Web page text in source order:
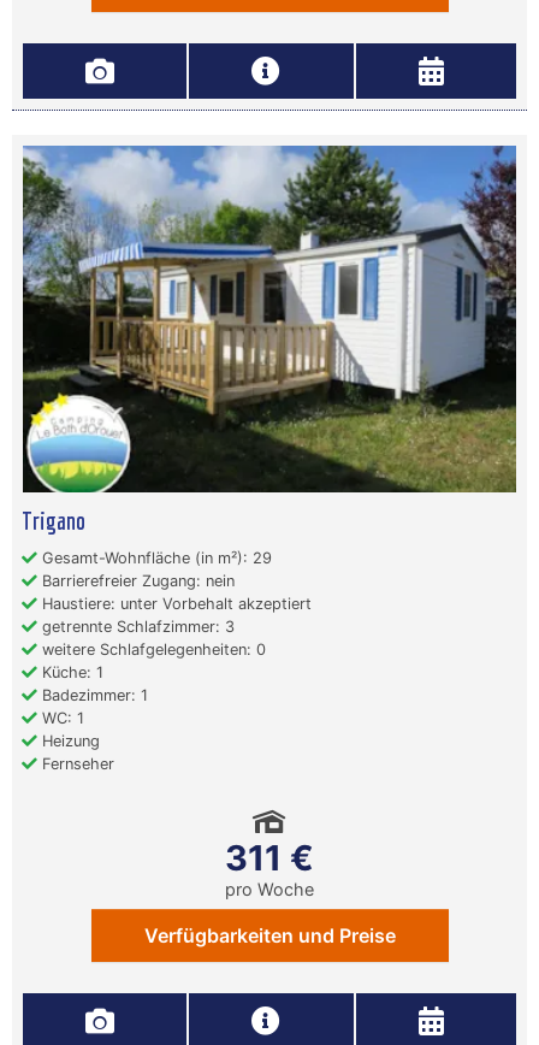
Trigano
Gesamt-Wohnfläche (in m²): 29
Barrierefreier Zugang: nein
Haustiere: unter Vorbehalt akzeptiert
getrennte Schlafzimmer: 3
weitere Schlafgelegenheiten: 0
Küche: 1
Badezimmer: 1
WC: 1
Heizung
Fernseher
311 €
pro Woche
Verfügbarkeiten und Preise